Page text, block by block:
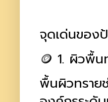
จุดเด่นของ
🪙 1. ผิวพื้น
พื้นผิวทราย